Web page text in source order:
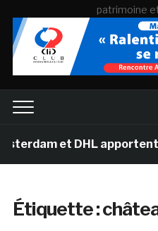
patrimoine
DHL apportent l’art
Étiquette :